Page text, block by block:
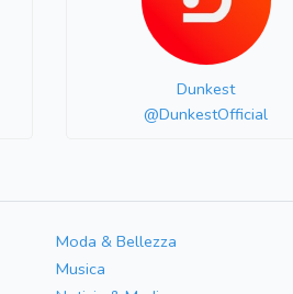
Dunkest
@DunkestOfficial
Moda & Bellezza
Musica